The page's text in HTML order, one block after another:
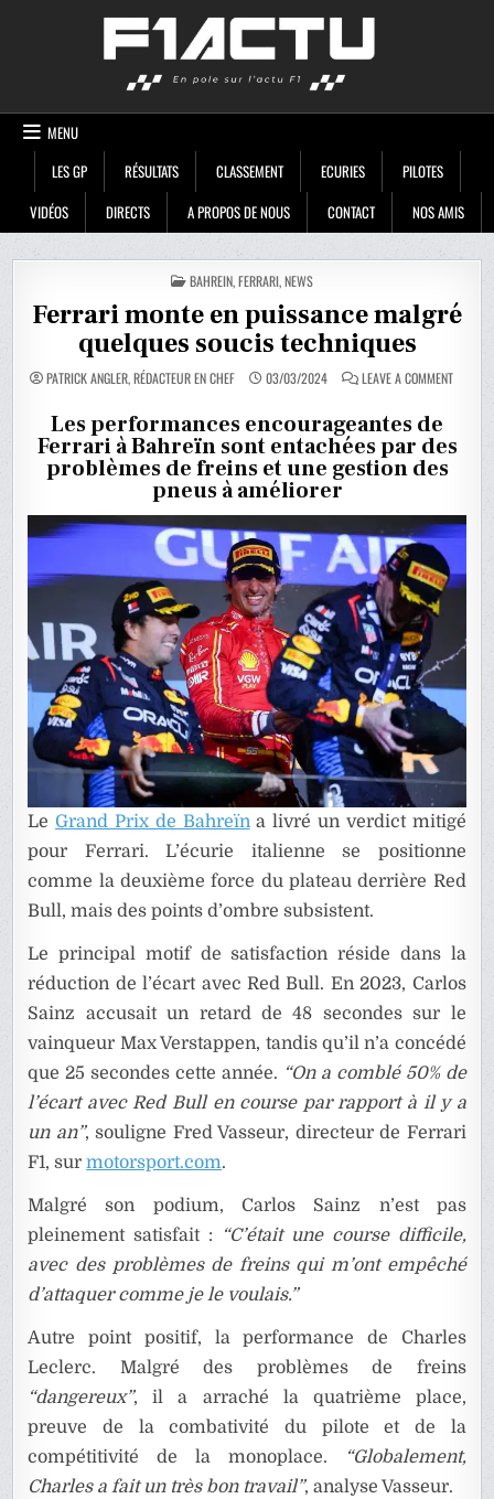
MENU
LES GP
RÉSULTATS CLASSEMENT ECURIES
PILOTES
VIDÉOS
DIRECTS A PROPOS DE NOUS CONTACT NOS AMIS
POSTED
IN
BAHREIN,FERRARI,NEWS
Ferrari monte en puissance malgré
quelques soucis techniques
PATRICK ANGLER, RÉDACTEUR EN CHEF 03/03/2024 LEAVE A COMMENTON
MALGRÉ
Les performances encourageantes de
Ferrari à Bahreïn sont entachées par des
problèmes de freins et une gestion des
pneus à améliorer
LeGrand Prix de Bahreïna livré un verdict mitigé
pour Ferrari. L’écurie italienne se positionne
comme la deuxième force du plateau derrière Red
Bull, mais des points d’ombre subsistent.
Le principal motif de satisfaction réside dans la
réduction de l’écart avec Red Bull. En 2023, Carlos
Sainz accusait un retard de 48 secondes sur le
vainqueur Max Verstappen, tandis qu’il n’a concédé
que 25 secondes cette année. “On a comblé 50% de
l’écart avec Red Bull en course par rapport à il y a
un an”, souligne Fred Vasseur, directeur de Ferrari
F1, surmotorsport.com.
Malgré son podium, Carlos Sainz n’est pas
pleinement satisfait :
“C’était une course difficile,
avec des problèmes de freins qui m’ont empêché
d’attaquer comme je le voulais.”
Autre point positif, la performance de Charles
Leclerc. Malgré des problèmes de freins
“dangereux”, il a arraché la quatrième place,
preuve de la combativité du pilote et de la
compétitivité de la monoplace.
“Globalement,
Charles a fait un très bon travail”, analyse Vasseur.